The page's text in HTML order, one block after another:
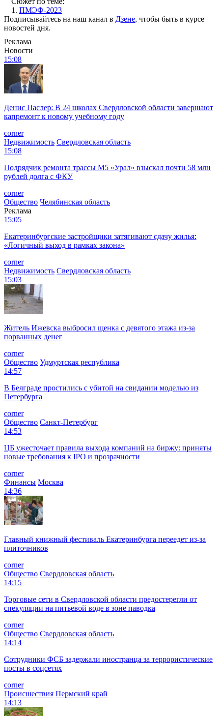
1. ПМЭФ-2023
Подписывайтесь на наш канал в Дзене, чтобы быть в курсе
новостей дня.
Реклама
Новости
15:08
Денис Паслер: В 24 школах Свердловской области завершают
капремонт к новому учебному году
corner
Недвижимость Свердловская область
15:08
Подрядчик ремонта трассы М5 «Урал» взыскал почти 58 млн
рублей долга с ФКУ
corner
Общество Челябинская область
Реклама
15:05
Екатеринбургские застройщики затягивают сдачу жилья:
«Логичный выход в рамках закона»
corner
Недвижимость Свердловская область
15:03
Житель Ижевска выбросил щенка с девятого этажа из-за
порванных денег
corner
Общество Удмуртская республика
14:57
В Белграде простились с убитой на свидании моделью из
Петербурга
corner
Общество Санкт-Петербург
14:53
ЦБ ужесточает правила выхода компаний на биржу: приняты
новые требования к IPO и прозрачности
corner
Финансы Москва
14:36
Главный книжный фестиваль Екатеринбурга переедет из-за
плиточников
corner
Общество Свердловская область
14:15
Торговые сети в Свердловской области предостерегли от
спекуляции на питьевой воде в зоне паводка
corner
Общество Свердловская область
14:14
Сотрудники ФСБ задержали иностранца за террористические
посты в соцсетях
corner
Происшествия Пермский край
14:13